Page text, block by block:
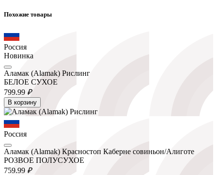
Похожие товары
Россия
Новинка
Аламак (Alamak) Рислинг
БЕЛОЕ СУХОЕ
799.99 ₽
В корзину
Россия
Аламак (Alamak) Красностоп Каберне совиньон/Алиготе
РОЗВОЕ ПОЛУСУХОЕ
759.99 ₽